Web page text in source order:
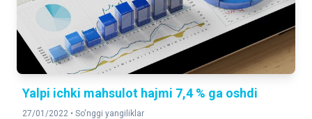
Yalpi ichki mahsulot hajmi 7,4 % ga oshdi
27/01/2022 • So'nggi yangiliklar